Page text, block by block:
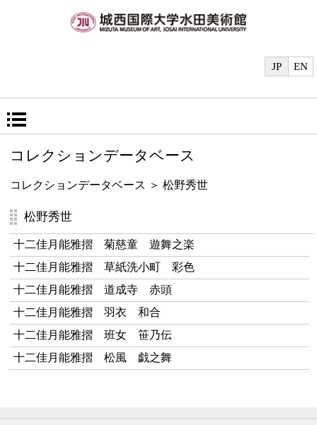
EN
JP
コレクションデータベース
コレクションデータベース ＞ 松野秀世
松野秀世
十二佳月能雅摺 菊慈童 遊舞之楽
十二佳月能雅摺 草紙洗小町 彩色
十二佳月能雅摺 道成寺 赤頭
十二佳月能雅摺 羽衣 和合
十二佳月能雅摺 班女 笹乃伝
十二佳月能雅摺 松風 戯之舞